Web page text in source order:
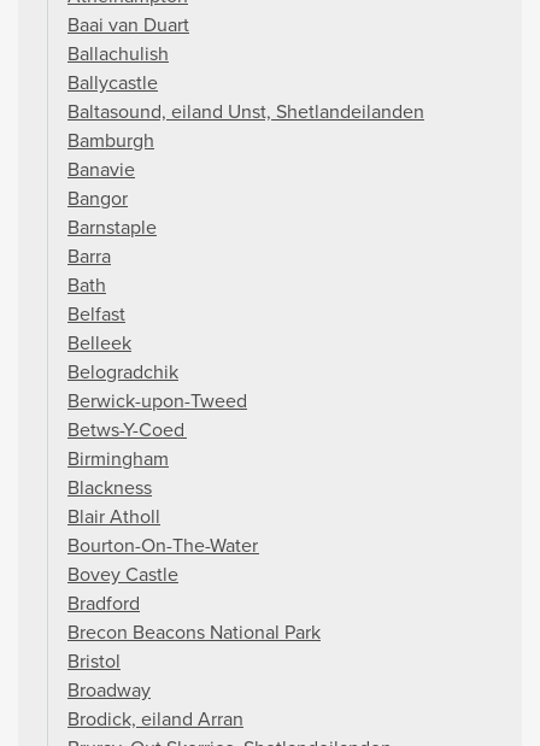
Baai van Duart
Ballachulish
Ballycastle
Baltasound, eiland Unst, Shetlandeilanden
Bamburgh
Banavie
Bangor
Barnstaple
Barra
Bath
Belfast
Belleek
Belogradchik
Berwick-upon-Tweed
Betws-Y-Coed
Birmingham
Blackness
Blair Atholl
Bourton-On-The-Water
Bovey Castle
Bradford
Brecon Beacons National Park
Bristol
Broadway
Brodick, eiland Arran